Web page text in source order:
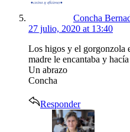
Concha
27 julio, 2020 at 13:40
Los higos y el gorgonzola
madre le encantaba y
Un abrazo
Concha
Responder
says: